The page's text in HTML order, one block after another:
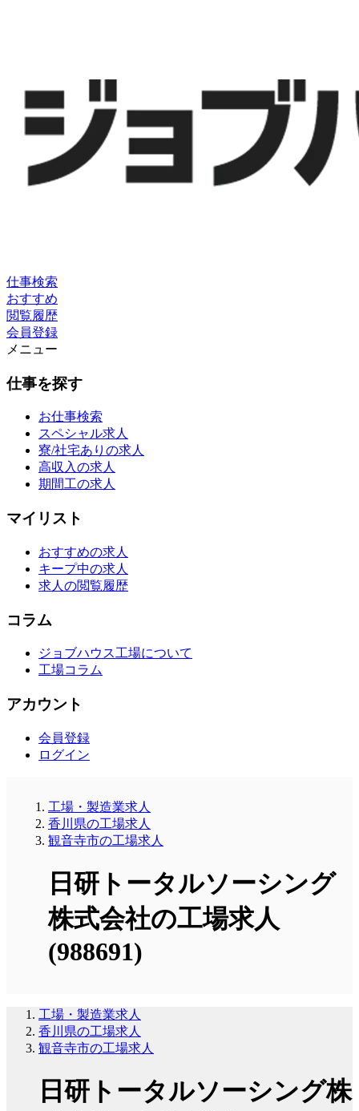
仕事検索
おすすめ
閲覧履歴
会員登録
メニュー
仕事を探す
お仕事検索
スペシャル求人
寮/社宅ありの求人
高収入の求人
期間工の求人
マイリスト
おすすめの求人
キープ中の求人
求人の閲覧履歴
コラム
ジョブハウス工場について
工場コラム
アカウント
会員登録
ログイン
工場・製造業求人
香川県の工場求人
観音寺市の工場求人
日研トータルソーシング
株式会社の工場求人
(988691)
工場・製造業求人
香川県の工場求人
観音寺市の工場求人
日研トータルソーシング株